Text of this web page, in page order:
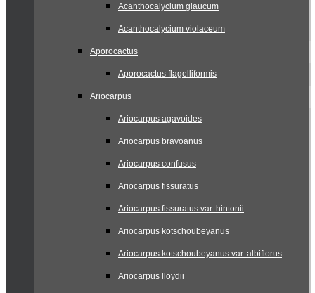
Acanthocalycium glaucum
Acanthocalycium violaceum
Aporocactus
Aporocactus flagelliformis
Ariocarpus
Ariocarpus agavoides
Ariocarpus bravoanus
Ariocarpus confusus
Ariocarpus fissuratus
Ariocarpus fissuratus var. hintonii
Ariocarpus kotschoubeyanus
Ariocarpus kotschoubeyanus var. albiflorus
Ariocarpus lloydii